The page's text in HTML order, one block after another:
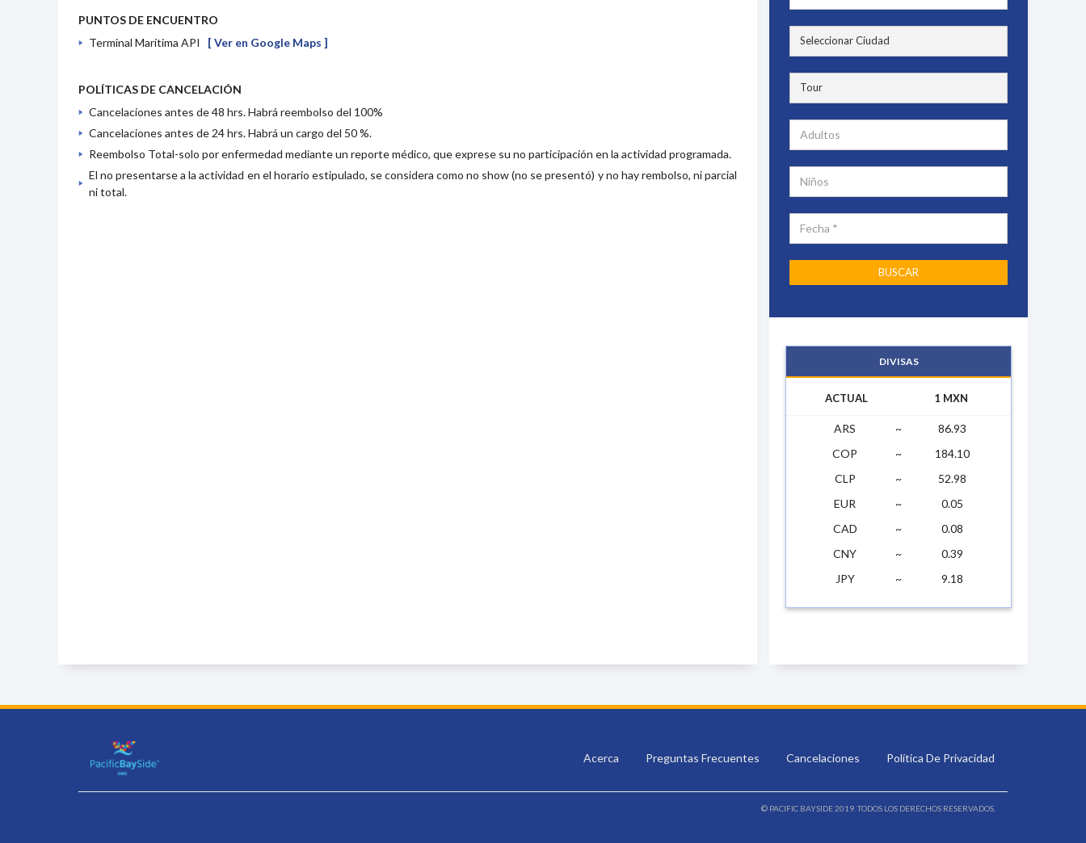
PUNTOS DE ENCUENTRO
Terminal Marítima API
[ Ver en Google Maps ]
POLÍTICAS DE CANCELACIÓN
Cancelaciones antes de 48 hrs. Habrá reembolso del 100%
Cancelaciones antes de 24 hrs. Habrá un cargo del 50 %.
Reembolso Total-solo por enfermedad mediante un reporte médico, que exprese su no participación en la actividad programada.
El no presentarse a la actividad en el horario estipulado, se considera como no show (no se presentó) y no hay rembolso, ni parcial
ni total.
DIVISAS
ACTUAL 1 MXN
ARS ~
86.93
COP
~
184.10
CLP
~
52.98
EUR
~
0.05
CAD
~
0.08
CNY
~
0.39
JPY
~ 9.18
Acerca Preguntas Frecuentes Cancelaciones Política De Privacidad
© PACIFIC BAYSIDE 2019. TODOS LOS DERECHOS RESERVADOS.